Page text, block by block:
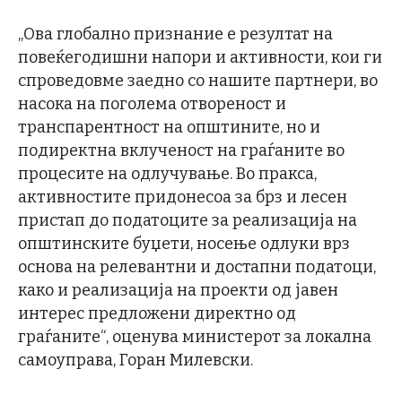
„Ова глобално признание е резултат на
повеќегодишни напори и активности, кои ги
спроведовме заедно со нашите партнери, во
насока на поголема отвореност и
транспарентност на општините, но и
подиректна вклученост на граѓаните во
процесите на одлучување. Во пракса,
активностите придонесоа за брз и лесен
пристап до податоците за реализација на
општинските буџети, носење одлуки врз
основа на релевантни и достапни податоци,
како и реализација на проекти од јавен
интерес предложени директно од
граѓаните“, оценува министерот за локална
самоуправа, Горан Милевски.